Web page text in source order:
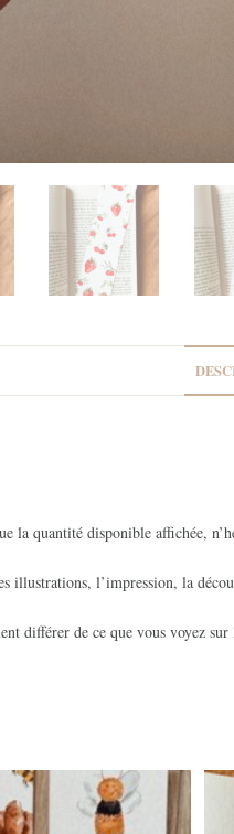
la quantité disponible affichée,
illustrations, l’impression, la
différer de ce que vous voyez sur